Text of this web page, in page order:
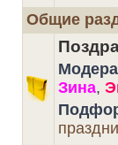
Общие
Зина,